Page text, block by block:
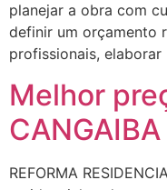
planejar a obra com
definir um orçamento
profissionais,
Melhor
CANGAIBA
REFORMA